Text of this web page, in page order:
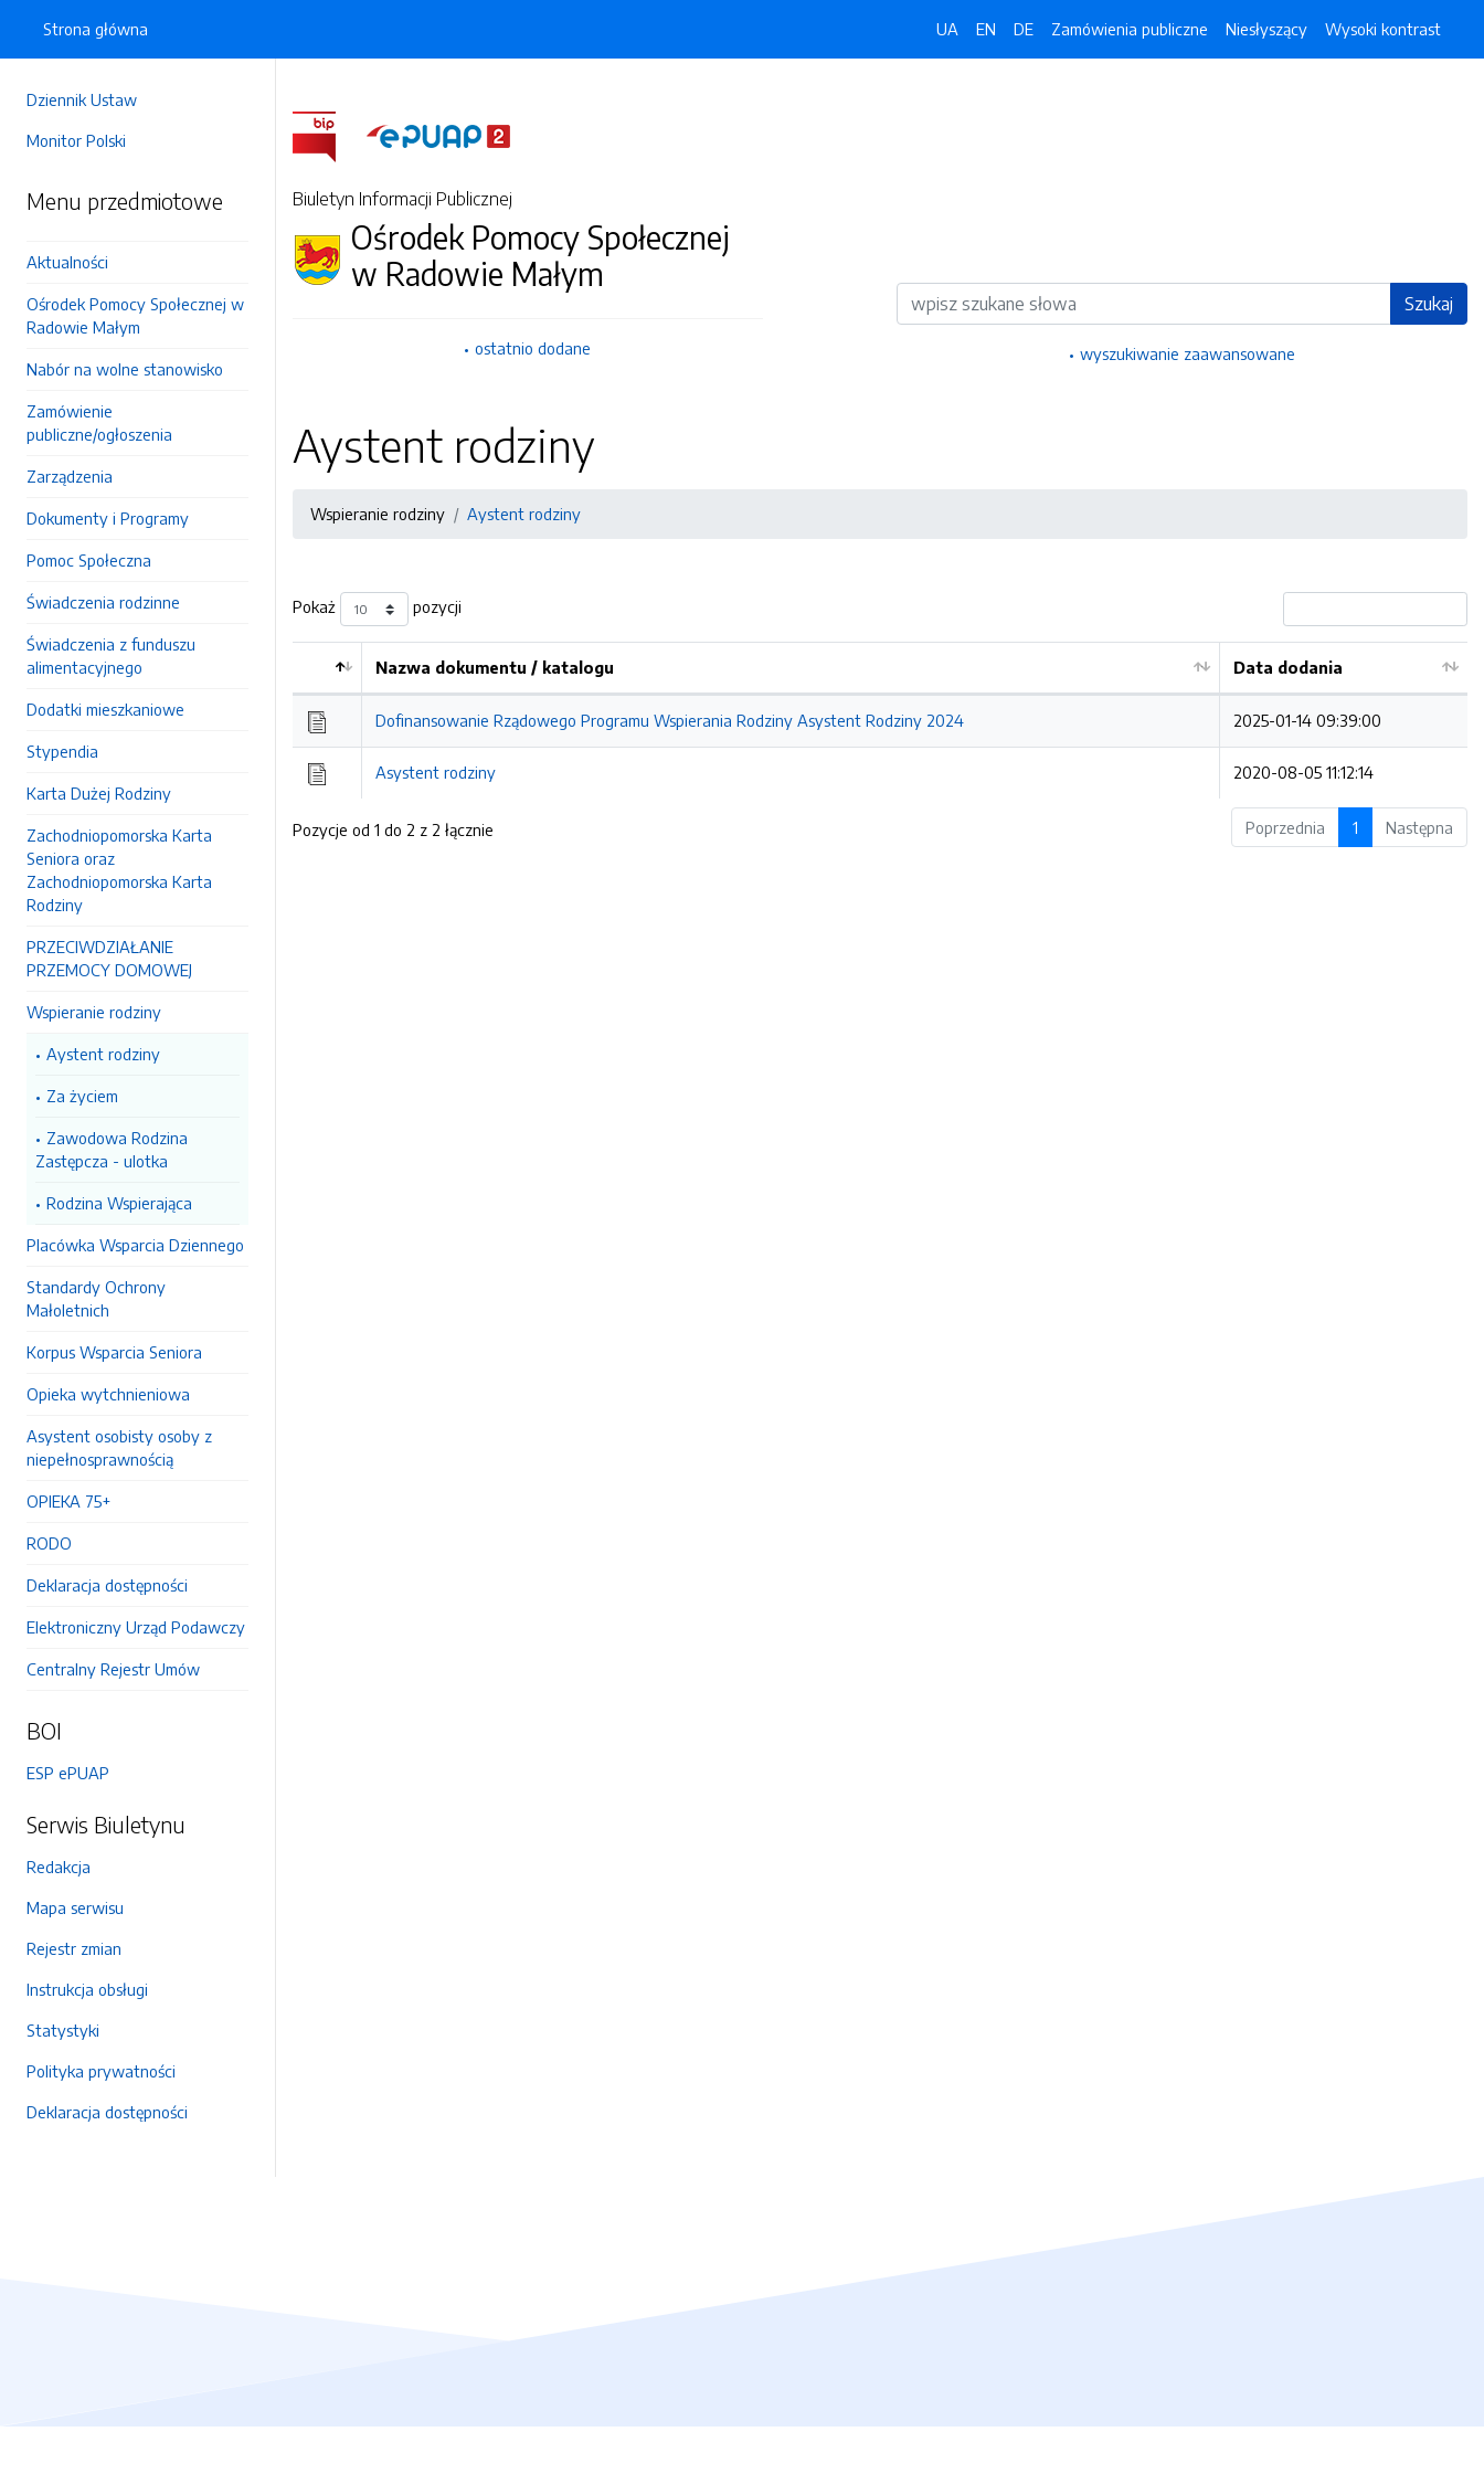
Dziennik Ustaw
Monitor Polski
Menu przedmiotowe
Aktualności
Ośrodek Pomocy Społecznej w
Radowie Małym
Nabór na wolne stanowisko
Zamówienie
publiczne/ogłoszenia
Zarządzenia
Dokumenty i Programy
Pomoc Społeczna
Świadczenia rodzinne
Świadczenia z funduszu
alimentacyjnego
Dodatki mieszkaniowe
Stypendia
Karta Dużej Rodziny
Zachodniopomorska Karta
Seniora oraz
Zachodniopomorska Karta
Rodziny
PRZECIWDZIAŁANIE
PRZEMOCY DOMOWEJ
Wspieranie rodziny
Aystent rodziny
Za życiem
Zawodowa Rodzina
Zastępcza - ulotka
Rodzina Wspierająca
Placówka Wsparcia Dziennego
Standardy Ochrony
Małoletnich
Korpus Wsparcia Seniora
Opieka wytchnieniowa
Asystent osobisty osoby z
niepełnosprawnością
OPIEKA 75+
RODO
Deklaracja dostępności
Elektroniczny Urząd Podawczy
Centralny Rejestr Umów
BOI
ESP ePUAP
Serwis Biuletynu
Redakcja
Mapa serwisu
Rejestr zmian
Instrukcja obsługi
Statystyki
Polityka prywatności
Deklaracja dostępności
Strona główna UA EN DE Zamówienia publiczne Niesłyszący Wysoki kontrast
Biuletyn Informacji Publicznej
Ośrodek Pomocy Społecznej
w Radowie Małym
ostatnio dodane
Wyszukiwarka Szukaj
wyszukiwanie zaawansowane
Aystent rodziny
Wspieranie rodziny Aystent rodziny
Pokaż pozycji
Kolejność
Nazwa dokumentu / katalogu Data dodania
Dofinansowanie Rządowego Programu Wspierania Rodziny Asystent Rodziny 2024 2025-01-14 09:39:00
Asystent rodziny 2020-08-05 11:12:14
Pozycje od 1 do 2 z 2 łącznie Poprzednia 1 Następna